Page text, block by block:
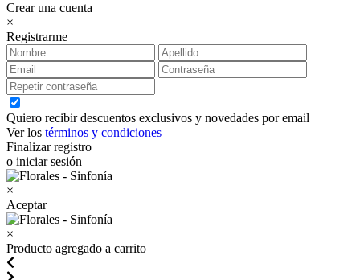
Crear una cuenta
×
Registrarme
Quiero recibir descuentos exclusivos y novedades por email
Ver los términos y condiciones
Finalizar registro
o iniciar sesión
×
Aceptar
×
Producto agregado a carrito